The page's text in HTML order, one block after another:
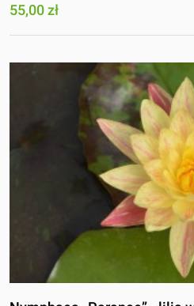
55,00 zł